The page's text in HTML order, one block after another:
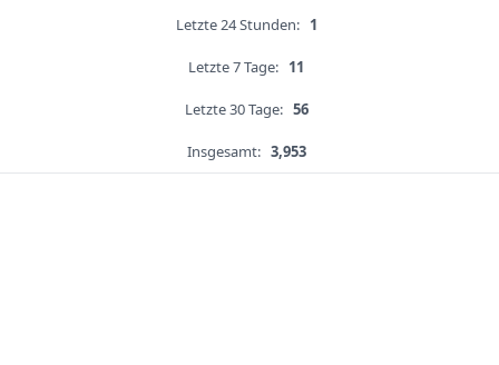
Letzte 24 Stunden: 1
Letzte 7 Tage: 11
Letzte 30 Tage: 56
Insgesamt: 3,953